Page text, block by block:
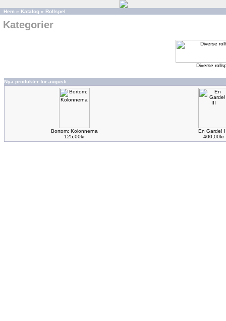
Hem » Katalog » Rollspel
Kategorier
Diverse
Nya produkter för augusti
Bortom: Kolonnerna
125,00kr
En Garde!
400,00kr